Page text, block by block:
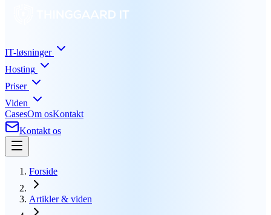
IT-løsninger
Hosting
Priser
Viden
CasesOm osKontakt
Kontakt os
Forside
Artikler & viden